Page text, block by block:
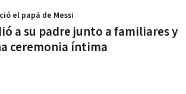
a su padre junto a familiares y
ceremonia íntima
el papá de Messi